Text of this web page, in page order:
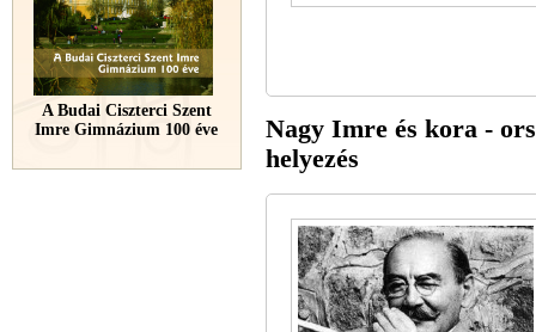
A Budai Ciszterci Szent
Imre Gimnázium 100 éve
Nagy Imre és kora -
helyezés